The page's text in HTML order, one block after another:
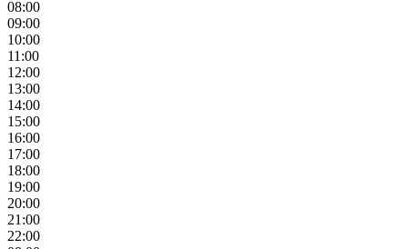
08:00
09:00
10:00
11:00
12:00
13:00
14:00
15:00
16:00
17:00
18:00
19:00
20:00
21:00
22:00